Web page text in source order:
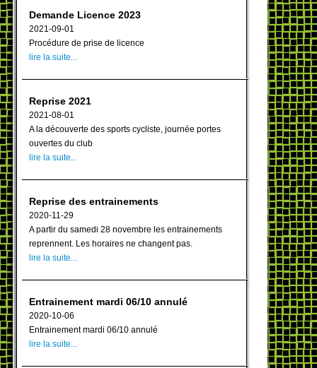
Demande Licence 2023
2021-09-01
Procédure de prise de licence
lire la suite...
Reprise 2021
2021-08-01
A la découverte des sports cycliste, journée portes
ouvertes du club
lire la suite...
Reprise des entrainements
2020-11-29
A partir du samedi 28 novembre les entrainements
reprennent. Les horaires ne changent pas.
lire la suite...
Entrainement mardi 06/10 annulé
2020-10-06
Entrainement mardi 06/10 annulé
lire la suite...